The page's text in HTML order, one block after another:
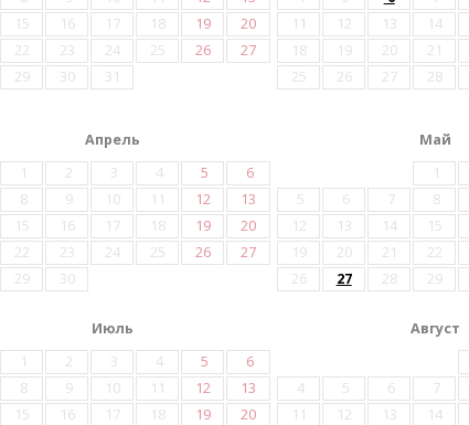
15 16 17 18 19
20
22 23 24 25 26
27
29 30 31
11
12 13 14
18
19 20 21
25
26 27 28
Апрель
1
2 3 4 5
6
8 9 10 11 12
13
15 16 17 18 19
20
22 23 24 25 26
27
29 30
Май
1
5
6 7 8
12
13 14 15
19
20 21 22
26
27 28 29
Июль
1
2 3 4 5
6
8 9 10 11 12
13
15 16 17 18 19
20
Август
4
5 6 7
11
12 13 14